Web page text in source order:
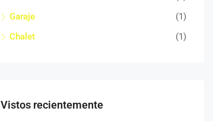
Garaje
(1)
Chalet
(1)
Vistos recientemente